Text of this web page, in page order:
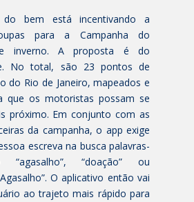
do bem está incentivando a
para a Campanha do
inverno. A proposta é do
No total, são 23 pontos de
do Rio de Janeiro, mapeados e
que os motoristas possam se
próximo. Em conjunto com as
da campanha, o app exige
escreva na busca palavras-
“agasalho”, “doação” ou
O aplicativo então vai
ao trajeto mais rápido para